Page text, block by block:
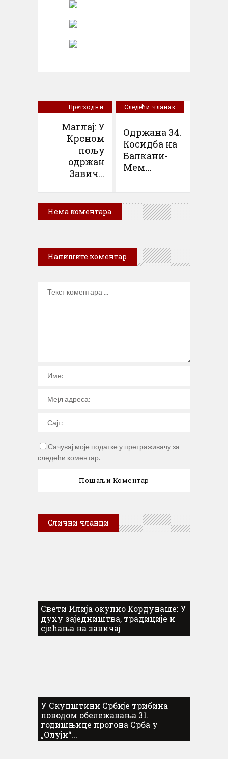
Претходни
Маглај: У
Крсном
пољу
одржан
Завич...
Следећи чланак
Одржана 34.
Косидба на
Балкани-
Мем...
Нема коментара
Напишите коментар
Сачувај моје податке у претраживачу за
следећи коментар.
Слични чланци
Свети Илија окупио Кордунаше: У
духу заједништва, традиције и
сјећања на завичај
У Скупштини Србије трибина
поводом обележавања 31.
годишњице прогона Срба у
„Олуји“...